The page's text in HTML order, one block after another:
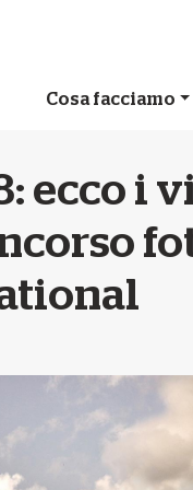
Cosa facciamo
ecco i